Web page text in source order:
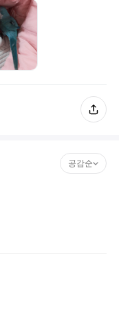
공감순